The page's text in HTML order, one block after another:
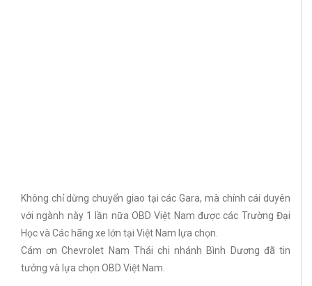
Không chỉ dừng chuyển giao tại các Gara, mà chính cái duyên
với ngành này 1 lần nữa OBD Việt Nam được các Trường Đại
Học và Các hãng xe lớn tại Việt Nam lựa chọn.
Cám ơn Chevrolet Nam Thái chi nhánh Bình Dương đã tin
tưởng và lựa chọn OBD Việt Nam.